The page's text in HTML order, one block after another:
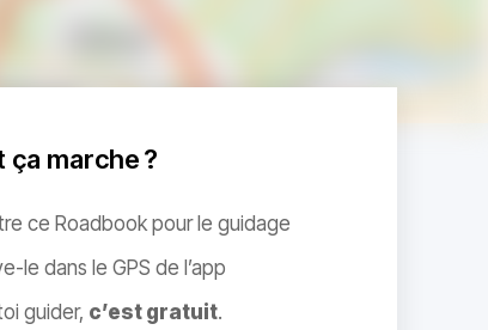
ça marche ?
ce Roadbook pour le guidage
le dans le GPS de l’app
guider, c’est gratuit.